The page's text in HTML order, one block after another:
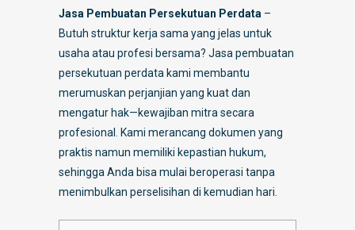
Jasa Pembuatan Persekutuan Perdata –
Butuh struktur kerja sama yang jelas untuk
usaha atau profesi bersama? Jasa pembuatan
persekutuan perdata kami membantu
merumuskan perjanjian yang kuat dan
mengatur hak—kewajiban mitra secara
profesional. Kami merancang dokumen yang
praktis namun memiliki kepastian hukum,
sehingga Anda bisa mulai beroperasi tanpa
menimbulkan perselisihan di kemudian hari.